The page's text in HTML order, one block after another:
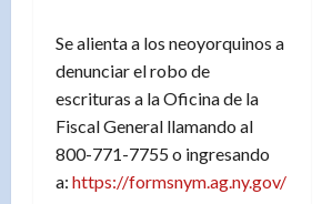
Se alienta a los neoyorquinos a
denunciar el robo de
escrituras a la Oficina de la
Fiscal General llamando al
800-771-7755 o ingresando
a: https://formsnym.ag.ny.gov/